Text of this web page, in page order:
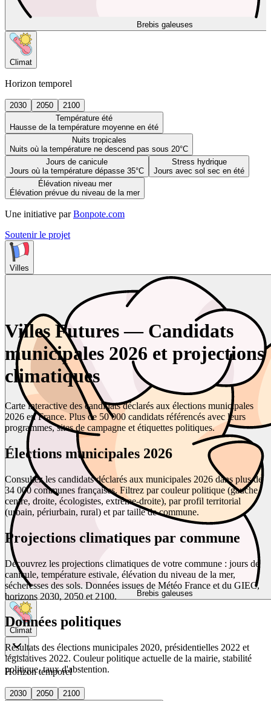
Brebis galeuses
Climat
Horizon temporel
2030 2050
2100
Température été
Hausse de la température moyenne en été
Nuits tropicales
Nuits où la température ne descend pas sous 20°C
Jours de canicule
Jours où la température dépasse 35°C
Stress hydrique
Jours avec sol sec en été
Élévation niveau mer
Élévation prévue du niveau de la mer
Une initiative par Bonpote.com
Soutenir le projet
Villes
Brebis galeuses
Climat
Horizon temporel
2030 2050
2100
Villes Futures — Candidats
municipales 2026 et projections
climatiques
Carte interactive des candidats déclarés aux élections municipales
2026 en France. Plus de 50 000 candidats référencés avec leurs
programmes, sites de campagne et étiquettes politiques.
Élections municipales 2026
Consultez les candidats déclarés aux municipales 2026 dans plus de
34 000 communes françaises. Filtrez par couleur politique (gauche,
centre, droite, écologistes, extrême-droite), par profil territorial
(urbain, périurbain, rural) et par taille de commune.
Projections climatiques par commune
Découvrez les projections climatiques de votre commune : jours de
canicule, température estivale, élévation du niveau de la mer,
sécheresses des sols. Données issues de Météo France et du GIEC,
horizons 2030, 2050 et 2100.
Données politiques
Résultats des élections municipales 2020, présidentielles 2022 et
législatives 2022. Couleur politique actuelle de la mairie, stabilité
politique, taux d'abstention.